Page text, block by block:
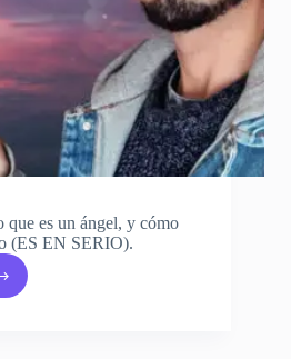
que es un ángel, y cómo
(ES EN SERIO).